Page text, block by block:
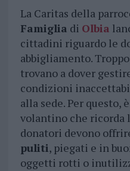
La Caritas della
Famiglia di Olbia
cittadini riguardo le
abbigliamento.
trovano a dover
condizioni
alla sede. Per questo,
volantino che ricorda
donatori devono
puliti, piegati e in
oggetti rotti o